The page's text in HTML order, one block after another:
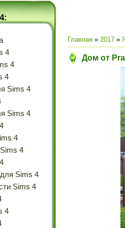
4
4
4
Sims 4
Sims 4
4
4
Sims 4
Sims 4
4
Главная » 2017 »
Дом от